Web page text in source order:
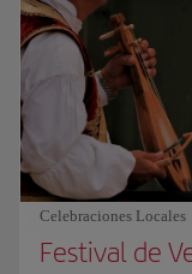
Celebraciones Locales
Festival de